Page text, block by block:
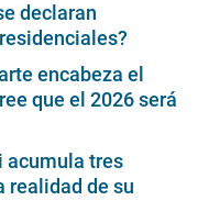
declaran
encabeza el
que el 2026 será
acumula tres
realidad de su